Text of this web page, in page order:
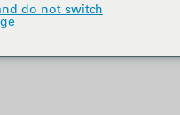
do not switch